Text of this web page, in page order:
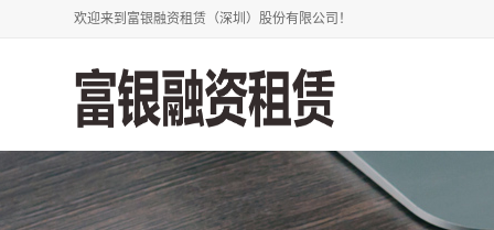
欢迎来到富银融资租赁（深圳）股份有限公司！